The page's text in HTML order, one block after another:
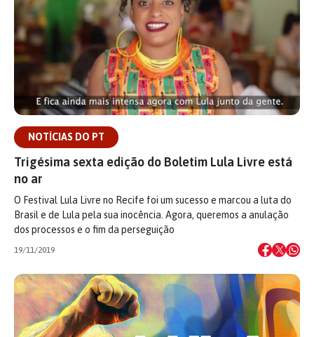
NOTÍCIAS DO PT
Trigésima sexta edição do Boletim Lula Livre está
no ar
O Festival Lula Livre no Recife foi um sucesso e marcou a luta do
Brasil e de Lula pela sua inocência. Agora, queremos a anulação
dos processos e o fim da perseguição
19/11/2019